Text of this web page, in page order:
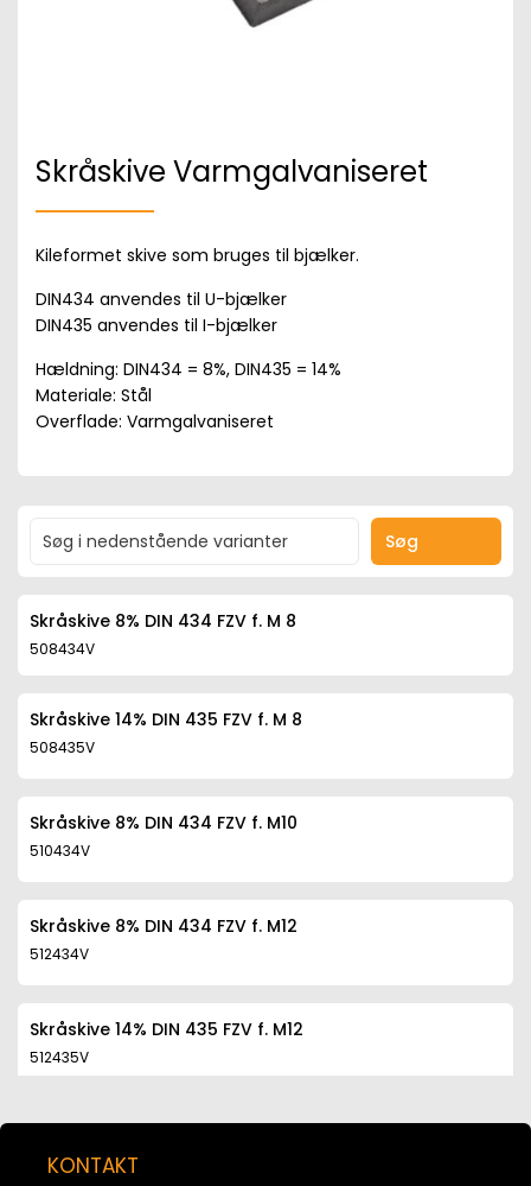
Skråskive Varmgalvaniseret
Kileformet skive som bruges til bjælker.
DIN434 anvendes til U-bjælker
DIN435 anvendes til I-bjælker
Hældning: DIN434 = 8%, DIN435 = 14%
Materiale: Stål
Overflade: Varmgalvaniseret
Søg
Skråskive 8% DIN 434 FZV f. M 8
508434V
Skråskive 14% DIN 435 FZV f. M 8
508435V
Skråskive 8% DIN 434 FZV f. M10
510434V
Skråskive 8% DIN 434 FZV f. M12
512434V
Skråskive 14% DIN 435 FZV f. M12
512435V
Skråskive 8% DIN 434 FZV f. M16
516434V
KONTAKT